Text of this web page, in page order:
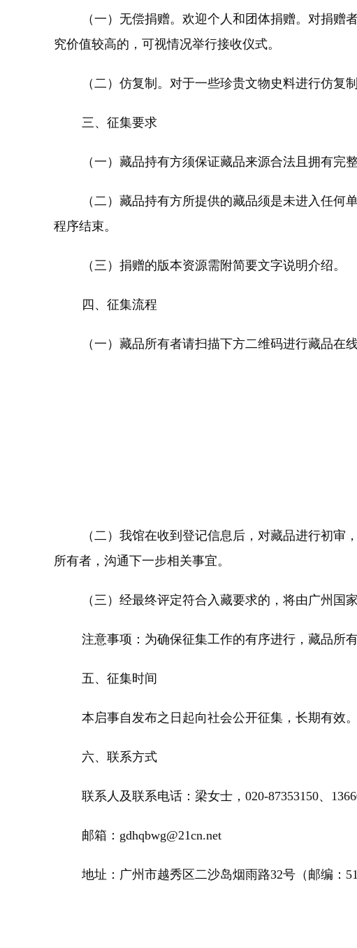
（一）无偿捐赠。欢迎个人和团体捐赠。对捐赠者
究价值较高的，可视情况举行接收仪式。
（二）仿复制。对于一些珍贵文物史料进行仿复制
三、征集要求
（一）藏品持有方须保证藏品来源合法且拥有完整
（二）藏品持有方所提供的藏品须是未进入任何单
程序结束。
（三）捐赠的版本资源需附简要文字说明介绍。
四、征集流程
（一）藏品所有者请扫描下方二维码进行藏品在线
（二）我馆在收到登记信息后，对藏品进行初审，
所有者，沟通下一步相关事宜。
（三）经最终评定符合入藏要求的，将由广州国家
注意事项：为确保征集工作的有序进行，藏品所有
五、征集时间
本启事自发布之日起向社会公开征集，长期有效。
六、联系方式
联系人及联系电话：梁女士，020-87353150、
邮箱：gdhqbwg@21cn.net
地址：广州市越秀区二沙岛烟雨路32号（邮编：